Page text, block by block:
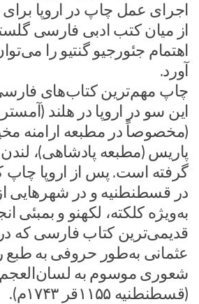
اجرای عمل چاپ در اروپا
از میان کتب ادبی فارسی
اهتمام جئورجیو گنتیو را
آورد.
این سو در اروپا در هلند
(مخصوصاً در مطبعه ارامنه
پاریس (مطبعه پادشاهی)،
گرفته است. پس از اروپا
در قسطنطنیه و در شهرهایی
به‌ویژه کلکته، لکهنو و بمبئی
قدیمی‌ترین کتاب فارسی که
عثمانی به‌طور حروفی به
شعوری موسوم به
(قسطنطنیه ۱۱۵۵قر ۱۷۴۳م).